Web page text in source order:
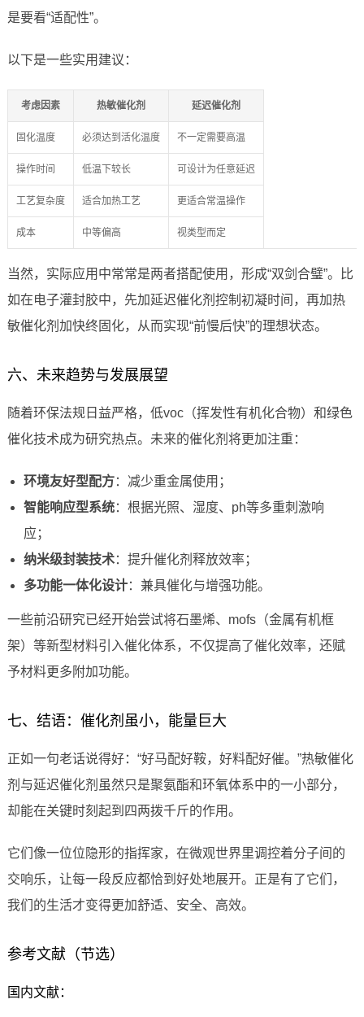
是要看“适配性”。
以下是一些实用建议：
考虑因素 热敏催化剂 延迟催化剂
固化温度 必须达到活化温度 不一定需要高温
操作时间 低温下较长 可设计为任意延迟
工艺复杂度 适合加热工艺 更适合常温操作
成本 中等偏高 视类型而定
当然，实际应用中常常是两者搭配使用，形成“双剑合璧”。比
如在电子灌封胶中，先加延迟催化剂控制初凝时间，再加热
敏催化剂加快终固化，从而实现“前慢后快”的理想状态。
六、未来趋势与发展展望
随着环保法规日益严格，低voc（挥发性有机化合物）和绿色
催化技术成为研究热点。未来的催化剂将更加注重：
环境友好型配方：减少重金属使用；
智能响应型系统：根据光照、湿度、ph等多重刺激响
应；
纳米级封装技术：提升催化剂释放效率；
多功能一体化设计：兼具催化与增强功能。
一些前沿研究已经开始尝试将石墨烯、mofs（金属有机框
架）等新型材料引入催化体系，不仅提高了催化效率，还赋
予材料更多附加功能。
七、结语：催化剂虽小，能量巨大
正如一句老话说得好：“好马配好鞍，好料配好催。”热敏催化
剂与延迟催化剂虽然只是聚氨酯和环氧体系中的一小部分，
却能在关键时刻起到四两拨千斤的作用。
它们像一位位隐形的指挥家，在微观世界里调控着分子间的
交响乐，让每一段反应都恰到好处地展开。正是有了它们，
我们的生活才变得更加舒适、安全、高效。
参考文献（节选）
国内文献：